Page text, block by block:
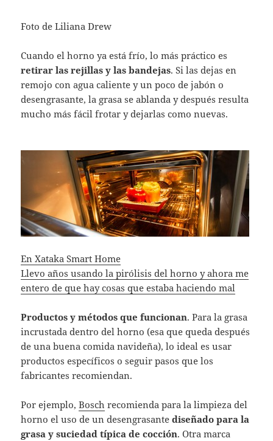
Foto de Liliana Drew
Cuando el horno ya está frío, lo más práctico es
retirar las rejillas y las bandejas. Si las dejas en
remojo con agua caliente y un poco de jabón o
desengrasante, la grasa se ablanda y después resulta
mucho más fácil frotar y dejarlas como nuevas.
En Xataka Smart Home
Llevo años usando la pirólisis del horno y ahora me
entero de que hay cosas que estaba haciendo mal
Productos y métodos que funcionan. Para la grasa
incrustada dentro del horno (esa que queda después
de una buena comida navideña), lo ideal es usar
productos específicos o seguir pasos que los
fabricantes recomiendan.
Por ejemplo,Bosch recomienda para la limpieza del
horno el uso de un desengrasantediseñado para la
grasa y suciedad típica de cocción. Otra marca